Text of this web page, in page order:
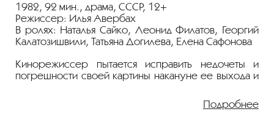
поисками воды в пустыне, что не замечает, что его
жена готова ему изменить – лишь бы вернуть его
внимание!
Показ пройдёт с плёнки 35 мм из коллекции
Лента представлена в рамках программы
1982, 92 мин., драма, СССР, 12+
Режиссер: Илья Авербах
В ролях: Наталья Сайко, Леонид Филатов, Георгий
Калатозишвили, Татьяна Догилева, Елена Сафонова
Кинорежиссер пытается исправить недочеты и
погрешности своей картины накануне ее выхода и
фильма. Поругавшаяся с ним актриса оказывается на
больничной койке, но все же сбегает из палаты,
Подробнее